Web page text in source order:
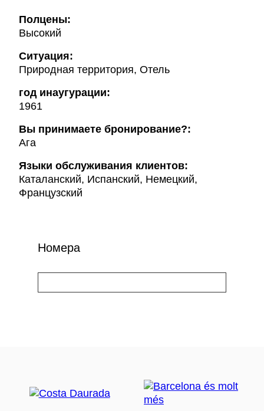
Полцены:
Высокий
Ситуация:
Природная территория, Отель
год инаугурации:
1961
Вы принимаете бронирование?:
Ага
Языки обслуживания клиентов:
Каталанский, Испанский, Немецкий,
Французский
Номера